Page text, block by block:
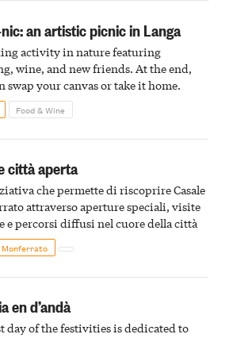
an artistic picnic in Langa
activity in nature featuring
wine, and new friends. At the end,
swap your canvas or take it home.
Food & Wine
città aperta
che permette di riscoprire Casale
attraverso aperture speciali, visite
e percorsi diffusi nel cuore della città
Monferrato
en d’andà
day of the festivities is dedicated to